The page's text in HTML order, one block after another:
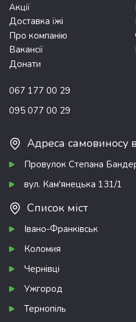
Акції
Доставка їжі
Про компанію
Вакансії
Донати
067 177 00 29
095 077 00 29
Адреса самовиносу
Провулок Степана
вул. Кам'янецька 131/1
Список міст
Івано-Франківськ
Коломия
Чернівці
Ужгород
Тернопіль